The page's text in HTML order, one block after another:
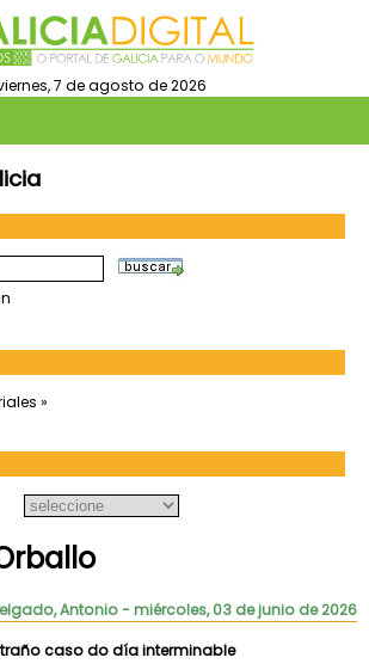
7 de agosto de 2026
»
Antonio- miércoles, 03 de junio de 2026
caso do día interminable